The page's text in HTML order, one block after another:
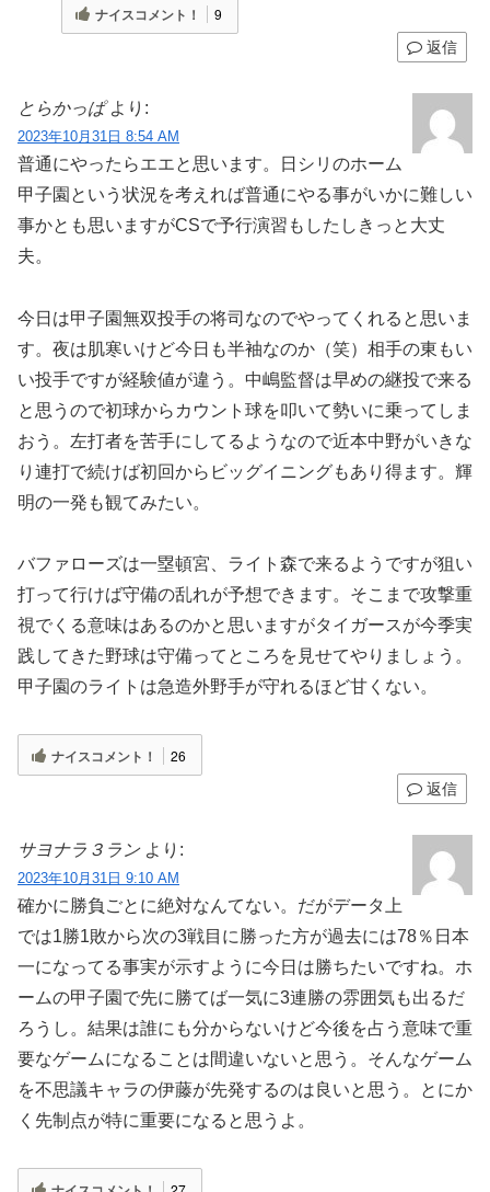
ナイスコメント！ 9
返信
とらかっぱ より:
2023年10月31日 8:54 AM
普通にやったらエエと思います。日シリのホーム
甲子園という状況を考えれば普通にやる事がいかに難しい
事かとも思いますがCSで予行演習もしたしきっと大丈
夫。
今日は甲子園無双投手の将司なのでやってくれると思いま
す。夜は肌寒いけど今日も半袖なのか（笑）相手の東もい
い投手ですが経験値が違う。中嶋監督は早めの継投で来る
と思うので初球からカウント球を叩いて勢いに乗ってしま
おう。左打者を苦手にしてるようなので近本中野がいきな
り連打で続けば初回からビッグイニングもあり得ます。輝
明の一発も観てみたい。
バファローズは一塁頓宮、ライト森で来るようですが狙い
打って行けば守備の乱れが予想できます。そこまで攻撃重
視でくる意味はあるのかと思いますがタイガースが今季実
践してきた野球は守備ってところを見せてやりましょう。
甲子園のライトは急造外野手が守れるほど甘くない。
ナイスコメント！ 26
返信
サヨナラ３ラン より:
2023年10月31日 9:10 AM
確かに勝負ごとに絶対なんてない。だがデータ上
では1勝1敗から次の3戦目に勝った方が過去には78％日本
一になってる事実が示すように今日は勝ちたいですね。ホ
ームの甲子園で先に勝てば一気に3連勝の雰囲気も出るだ
ろうし。結果は誰にも分からないけど今後を占う意味で重
要なゲームになることは間違いないと思う。そんなゲーム
を不思議キャラの伊藤が先発するのは良いと思う。とにか
く先制点が特に重要になると思うよ。